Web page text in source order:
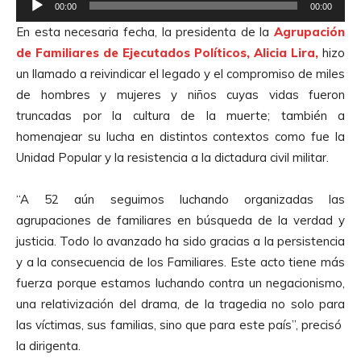
e
p
r
o
d
u
c
t
d
e
A
u
d
i
o
00:00 00:00
En esta necesaria fecha, la presidenta de la Agrupación
de Familiares de Ejecutados Políticos, Alicia Lira, hizo
un llamado a reivindicar el legado y el compromiso de miles
de hombres y mujeres y niños cuyas vidas fueron
truncadas por la cultura de la muerte; también a
homenajear su lucha en distintos contextos como fue la
Unidad Popular y la resistencia a la dictadura civil militar.
“A 52 aún seguimos luchando organizadas las
agrupaciones de familiares en búsqueda de la verdad y
justicia. Todo lo avanzado ha sido gracias a la persistencia
y a la consecuencia de los Familiares. Este acto tiene más
fuerza porque estamos luchando contra un negacionismo,
una relativización del drama, de la tragedia no solo para
las víctimas, sus familias, sino que para este país”, precisó
la dirigenta.